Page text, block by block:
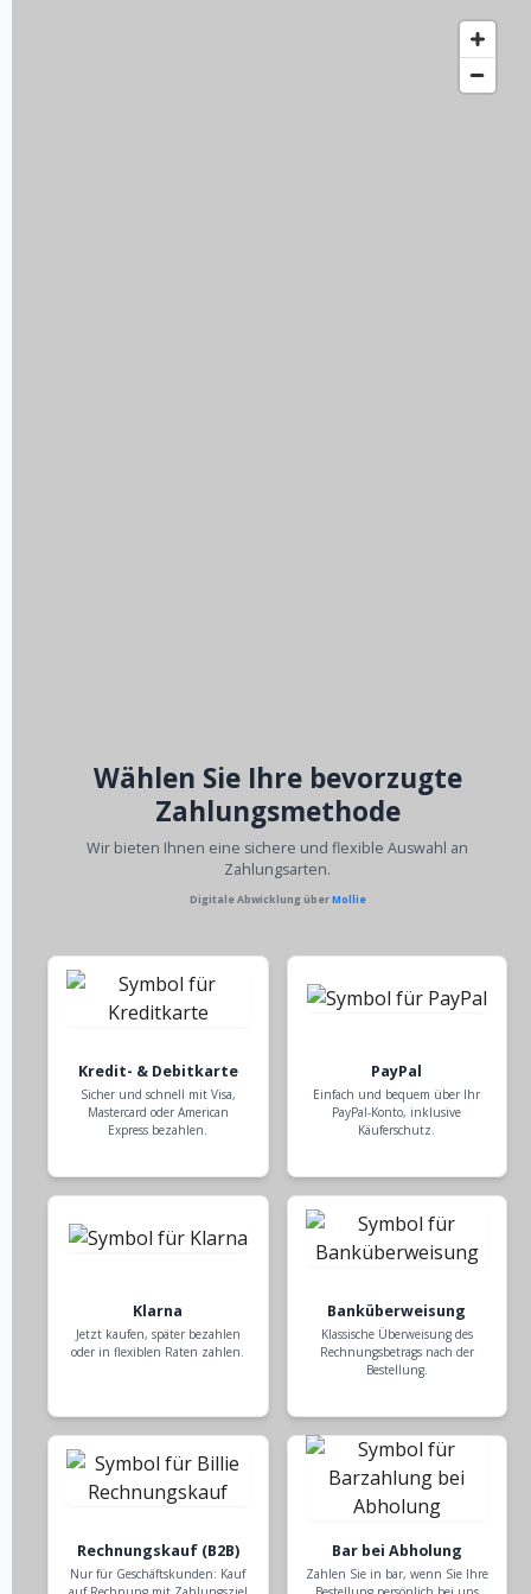
Wählen Sie Ihre bevorzugte
Zahlungsmethode
Wir bieten Ihnen eine sichere und flexible Auswahl an
Zahlungsarten.
Digitale Abwicklung überMollie
Kredit- & Debitkarte
Sicher und schnell mit Visa,
Mastercard oder American
Express bezahlen.
PayPal
Einfach und bequem über Ihr
PayPal-Konto, inklusive
Käuferschutz.
Klarna
Jetzt kaufen, später bezahlen
oder in flexiblen Raten zahlen.
Banküberweisung
Klassische Überweisung des
Rechnungsbetrags nach der
Bestellung.
Rechnungskauf (B2B)
Nur für Geschäftskunden: Kauf
Bar bei Abholung
Zahlen Sie in bar, wenn Sie Ihre